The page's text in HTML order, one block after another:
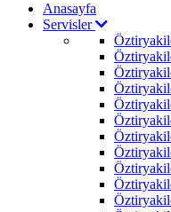
Anasayfa
Servisler